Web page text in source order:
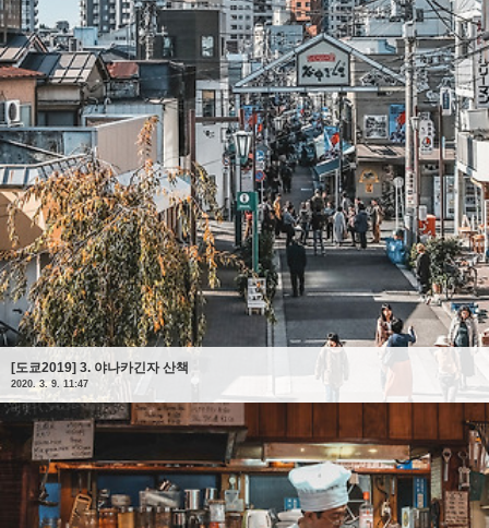
[도쿄2019] 3. 야나카긴자 산책
2020. 3. 9. 11:47